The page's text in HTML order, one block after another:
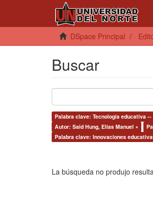
DSpace Principal
Buscar
Palabra clave: Tecnología educativa
Autor: Said Hung, Elías Manuel ×
Palabra clave: Innovaciones
La búsqueda no produjo